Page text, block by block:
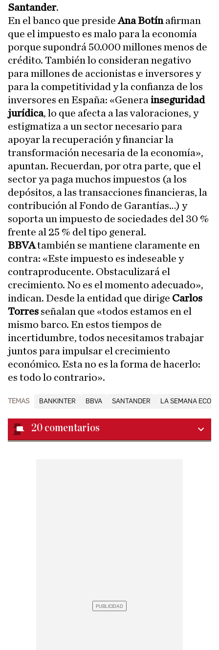
Santander.
En el banco que presideAna Botínafirman
que el impuesto es malo para la economía
porque supondrá 50.000 millones menos de
crédito. También lo consideran negativo
para millones de accionistas e inversores y
para la competitividad y la confianza de los
inversores en España: «Genera inseguridad
jurídica, lo que afecta a las valoraciones, y
estigmatiza a un sector necesario para
apoyar la recuperación y financiar la
transformación necesaria de la economía»,
apuntan. Recuerdan, por otra parte, que el
sector ya paga muchos impuestos (a los
depósitos, a las transacciones financieras, la
contribución al Fondo de Garantías…) y
soporta un impuesto de sociedades del 30 %
frente al 25 % del tipo general.
BBVAtambién se mantiene claramente en
contra: «Este impuesto es indeseable y
contraproducente. Obstaculizará el
crecimiento. No es el momento adecuado»,
indican. Desde la entidad que dirige Carlos
Torres señalan que «todos estamos en el
mismo barco. En estos tiempos de
incertidumbre, todos necesitamos trabajar
juntos para impulsar el crecimiento
económico. Esta no es la forma de hacerlo:
es todo lo contrario».
TEMAS BANKINTER BBVA SANTANDER LA SEMANA
20 comentarios